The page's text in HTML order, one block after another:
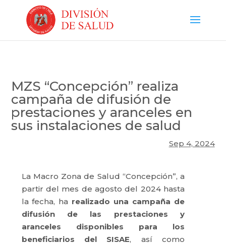
MZS “Concepción” realiza
campaña de difusión de
prestaciones y aranceles en
sus instalaciones de salud
Sep 4, 2024
La Macro Zona de Salud “Concepción”, a
partir del mes de agosto del 2024 hasta
la fecha, ha realizado una campaña de
difusión de las prestaciones y
aranceles disponibles para los
beneficiarios del SISAE, así como